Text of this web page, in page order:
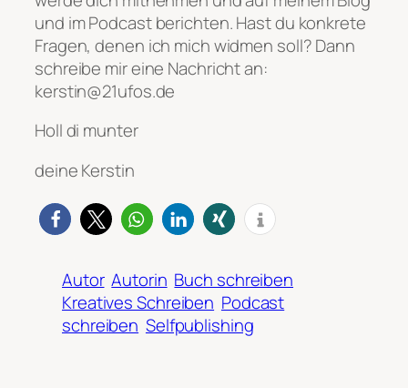
und im Podcast berichten. Hast du konkrete
Fragen, denen ich mich widmen soll? Dann
schreibe mir eine Nachricht an:
kerstin@21ufos.de
Holl di munter
deine Kerstin
Autor Autorin Buch schreiben
Kreatives Schreiben Podcast
schreiben Selfpublishing